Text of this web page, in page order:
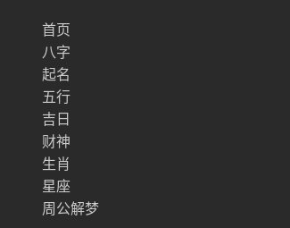
首页
八字
起名
五行
吉日
财神
生肖
星座
周公解梦